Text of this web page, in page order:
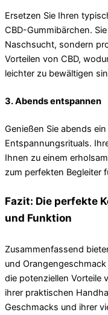
Ersetzen Sie Ihren
CBD-Gummibärchen.
Naschsucht, sondern
Vorteilen von CBD,
leichter zu bewältigen
3. Abends entspannen
Genießen Sie abends
Entspannungsrituals.
Ihnen zu einem
zum perfekten Begleiter
Fazit: Die perfekte
und Funktion
Zusammenfassend
und
die potenziellen Vorteile
ihrer praktischen
Geschmacks und ihrer